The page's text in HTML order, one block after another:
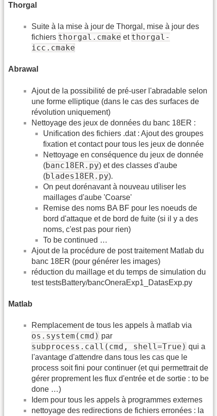
Thorgal
Suite à la mise à jour de Thorgal, mise à jour des
fichiers thorgal.cmake et thorgal-
icc.cmake
Abrawal
Ajout de la possibilité de pré-user l'abradable selon
une forme elliptique (dans le cas des surfaces de
révolution uniquement)
Nettoyage des jeux de données du banc 18ER :
Unification des fichiers .dat : Ajout des groupes
fixation et contact pour tous les jeux de donnée
Nettoyage en conséquence du jeux de donnée
(banc18ER.py) et des classes d'aube
(blades18ER.py).
On peut dorénavant à nouveau utiliser les
maillages d'aube 'Coarse'
Remise des noms BA BF pour les noeuds de
bord d'attaque et de bord de fuite (si il y a des
noms, c'est pas pour rien)
To be continued …
Ajout de la procédure de post traitement Matlab du
banc 18ER (pour générer les images)
réduction du maillage et du temps de simulation du
test testsBattery/bancOneraExp1_DatasExp.py
Matlab
Remplacement de tous les appels à matlab via
os.system(cmd) par
subprocess.call(cmd, shell=True) qui a
l'avantage d'attendre dans tous les cas que le
process soit fini pour continuer (et qui permettrait de
gérer proprement les flux d'entrée et de sortie : to be
done …)
Idem pour tous les appels à programmes externes
nettoyage des redirections de fichiers erronées : la